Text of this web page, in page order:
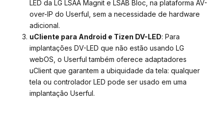
LED da LG LSAA Magnit e LSAB Bloc, na plataforma AV-
over-IP do Userful, sem a necessidade de hardware
adicional.
uCliente para Android e Tizen DV-LED: Para
implantações DV-LED que não estão usando LG
webOS, o Userful também oferece adaptadores
uClient que garantem a ubiquidade da tela: qualquer
tela ou controlador LED pode ser usado em uma
implantação Userful.